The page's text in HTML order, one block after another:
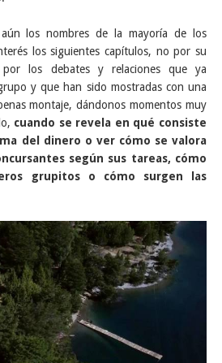
los nombres de la mayoría de los
los siguientes capítulos, no por su
los debates y relaciones que ya
y que han sido mostradas con una
montaje, dándonos momentos muy
cuando se revela en qué consiste
del dinero o ver cómo se valora
según sus tareas, cómo
grupitos o cómo surgen las